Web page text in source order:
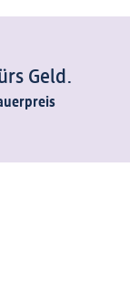
Geld.